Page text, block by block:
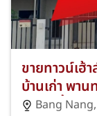
ขายทาวน์เฮ้
บ้านเก่า พา
2 ห้องน้ำ จอ
Bang Nang,